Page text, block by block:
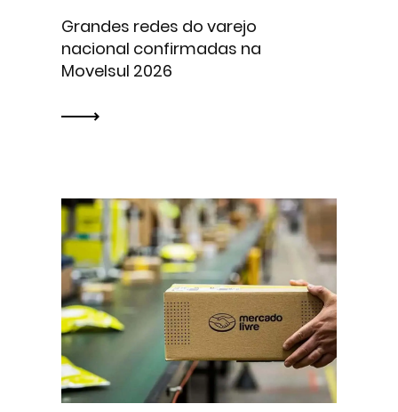
Grandes redes do varejo
nacional confirmadas na
Movelsul 2026